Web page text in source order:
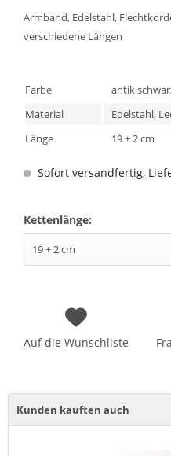
Armband, Edelstahl,
verschiedene Längen
Farbe
antik
Material
Edelstahl,
Länge
19 + 2 cm
Sofort versandfertig,
Kettenlänge:
Auf die Wunschliste
Kunden kauften auch